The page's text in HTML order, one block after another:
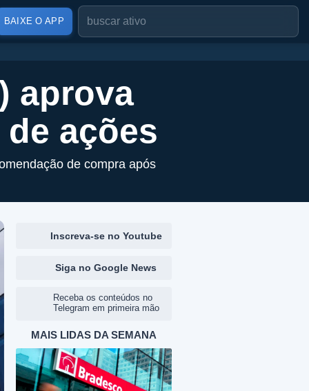
BAIXE O APP
aprova
ações
de compra após
Inscreva-se no Youtube
Siga no Google News
Receba os conteúdos no
Telegram em primeira mão
MAIS LIDAS DA SEMANA